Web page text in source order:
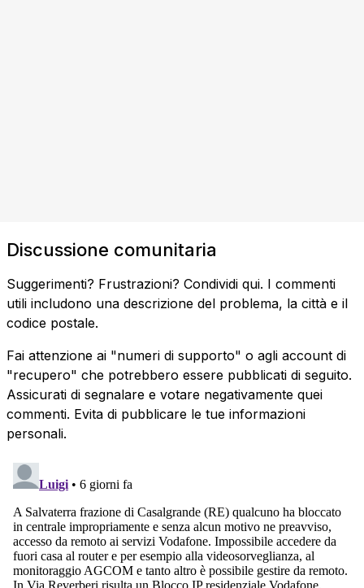
Discussione comunitaria
Suggerimenti? Frustrazioni? Condividi qui. I commenti
utili includono una descrizione del problema, la città e il
codice postale.
Fai attenzione ai "numeri di supporto" o agli account di
"recupero" che potrebbero essere pubblicati di seguito.
Assicurati di segnalare e votare negativamente quei
commenti. Evita di pubblicare le tue informazioni
personali.